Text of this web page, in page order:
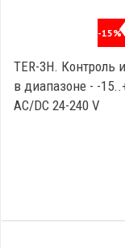
-15%
TER-3H. Контроль
в диапазоне - -
AC/DC 24-240 V